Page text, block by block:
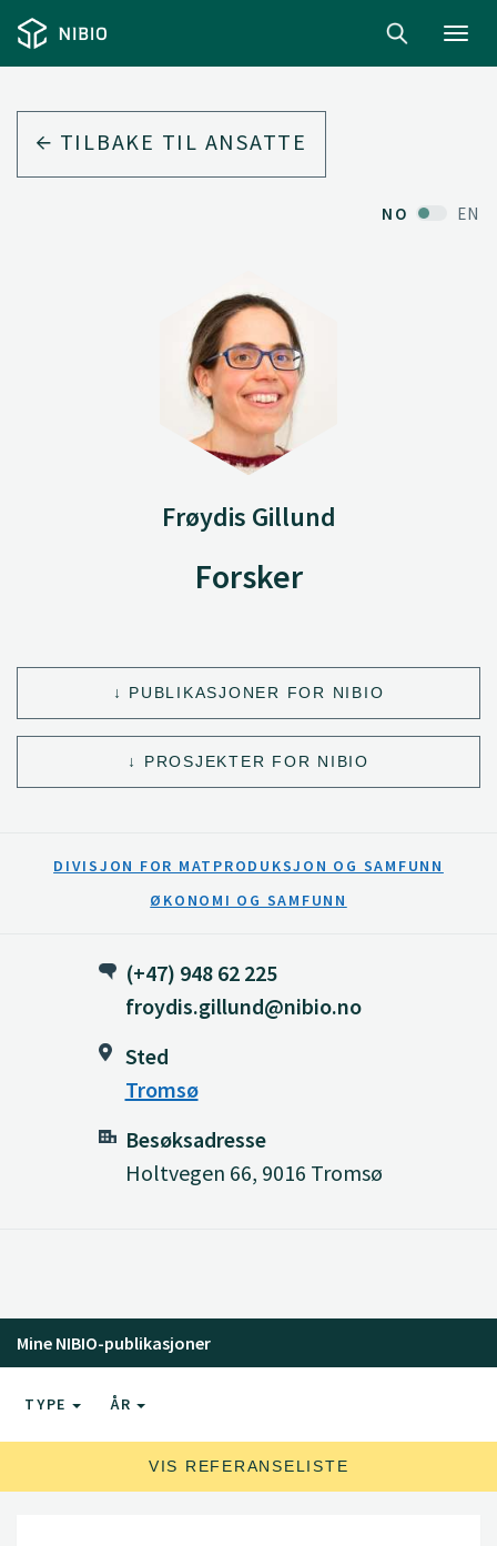
TILBAKE TIL ANSATTE
NO EN
Frøydis Gillund
Forsker
PUBLIKASJONER FOR NIBIO
PROSJEKTER FOR NIBIO
DIVISJON FOR MATPRODUKSJON OG SAMFUNN
ØKONOMI OG SAMFUNN
(+47) 948 62 225
froydis.gillund@nibio.no
Sted
Tromsø
Besøksadresse
Holtvegen 66, 9016 Tromsø
Mine NIBIO-publikasjoner
TYPE ÅR
VIS REFERANSELISTE